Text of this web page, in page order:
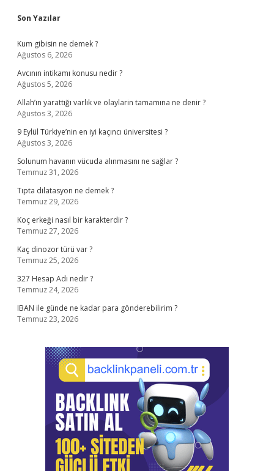
Sidebar
Son Yazılar
Kum gibisin ne demek ?
Ağustos 6, 2026
Avcının intikamı konusu nedir ?
Ağustos 5, 2026
Allah’ın yarattığı varlık ve olaylarin tamamına ne denir ?
Ağustos 3, 2026
9 Eylül Türkiye’nin en iyi kaçıncı üniversitesi ?
Ağustos 3, 2026
Solunum havanın vücuda alınmasını ne sağlar ?
Temmuz 31, 2026
Tıpta dilatasyon ne demek ?
Temmuz 29, 2026
Koç erkeği nasıl bir karakterdir ?
Temmuz 27, 2026
Kaç dinozor türü var ?
Temmuz 25, 2026
327 Hesap Adı nedir ?
Temmuz 24, 2026
IBAN ile günde ne kadar para gönderebilirim ?
Temmuz 23, 2026